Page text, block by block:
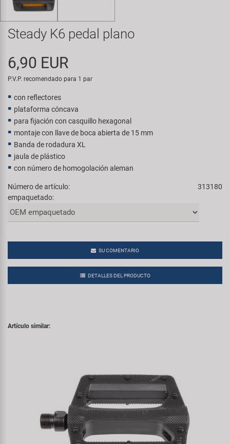
Transporte y Aparcamiento
Super B
Trail-Gator
Velo
Steady K6 pedal plano
6,90 EUR
P.V.P. recomendado para 1 par
con reflectores
plataforma cóncava
para fijación con casquillo hexagonal
montaje con llave de boca abierta de 15 mm
Banda de rodadura XL
jaula de plástico
con número de homogolación aleman
Número de artículo:
313180
empaquetado:
SU COMENTARIO
DETALLES DEL PRODUCTO
Artículo similar: